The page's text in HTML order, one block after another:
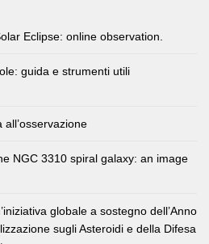
Eclipse: online observation.
guida e strumenti utili
NGC 3310 spiral galaxy: an image
globale a sostegno dell’Anno
sugli Asteroidi e della Difesa